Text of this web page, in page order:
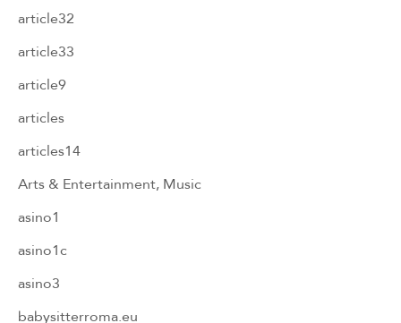
article32
article33
article9
articles
articles14
Arts & Entertainment, Music
asino1
asino1c
asino3
babysitterroma.eu